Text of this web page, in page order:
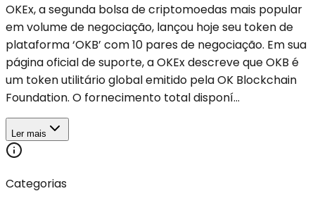
OKEx, a segunda bolsa de criptomoedas mais popular
em volume de negociação, lançou hoje seu token de
plataforma ‘OKB’ com 10 pares de negociação. Em sua
página oficial de suporte, a OKEx descreve que OKB é
um token utilitário global emitido pela OK Blockchain
Foundation. O fornecimento total disponí...
Ler mais
Categorias